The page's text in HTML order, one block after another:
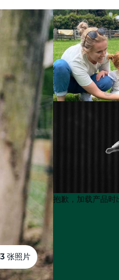
3 张照片
Product
Product
抱歉，加载产品时